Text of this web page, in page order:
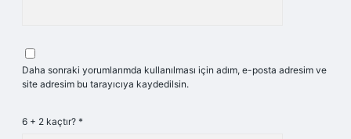
Daha sonraki yorumlarımda kullanılması için adım, e-posta adresim ve
site adresim bu tarayıcıya kaydedilsin.
6 + 2 kaçtır? *